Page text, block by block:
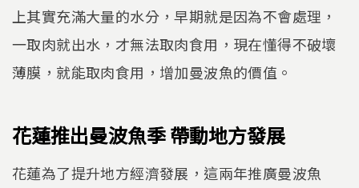
上其實充滿大量的水分，早期就是因為不會處理，
一取肉就出水，才無法取肉食用，現在懂得不破壞
薄膜，就能取肉食用，增加曼波魚的價值。
花蓮推出曼波魚季 帶動地方發展
花蓮為了提升地方經濟發展，這兩年推廣曼波魚